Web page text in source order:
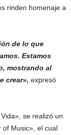
rinden homenaje a
de lo que
Estamos
mostrando al
crear», expresó
se realizó un
of Music», el cual